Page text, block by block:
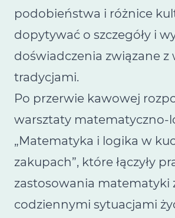
podobieństwa i różnice
dopytywać o szczegóły i
doświadczenia związane z
tradycjami.
Po przerwie kawowej
warsztaty matematyczno-
„Matematyka i logika w
zakupach”, które łączyły
zastosowania matematyki
codziennymi sytuacjami